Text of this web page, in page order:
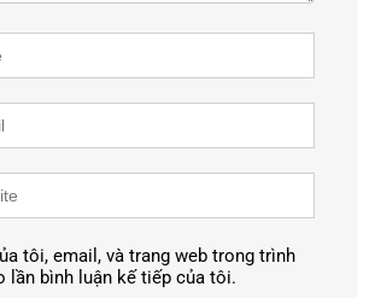
tôi, email, và trang web trong trình
lần bình luận kế tiếp của tôi.